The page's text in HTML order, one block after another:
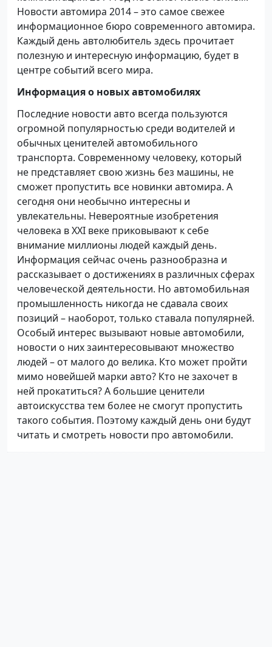
Новости автомира 2014 – это самое свежее
информационное бюро современного автомира.
Каждый день автолюбитель здесь прочитает
полезную и интересную информацию, будет в
центре событий всего мира.
Информация о новых автомобилях
Последние новости авто всегда пользуются
огромной популярностью среди водителей и
обычных ценителей автомобильного
транспорта. Современному человеку, который
не представляет свою жизнь без машины, не
сможет пропустить все новинки автомира. А
сегодня они необычно интересны и
увлекательны. Невероятные изобретения
человека в ХХІ веке приковывают к себе
внимание миллионы людей каждый день.
Информация сейчас очень разнообразна и
рассказывает о достижениях в различных сферах
человеческой деятельности. Но автомобильная
промышленность никогда не сдавала своих
позиций – наоборот, только ставала популярней.
Особый интерес вызывают новые автомобили,
новости о них заинтересовывают множество
людей – от малого до велика. Кто может пройти
мимо новейшей марки авто? Кто не захочет в
ней прокатиться? А большие ценители
автоискусства тем более не смогут пропустить
такого события. Поэтому каждый день они будут
читать и смотреть новости про автомобили.